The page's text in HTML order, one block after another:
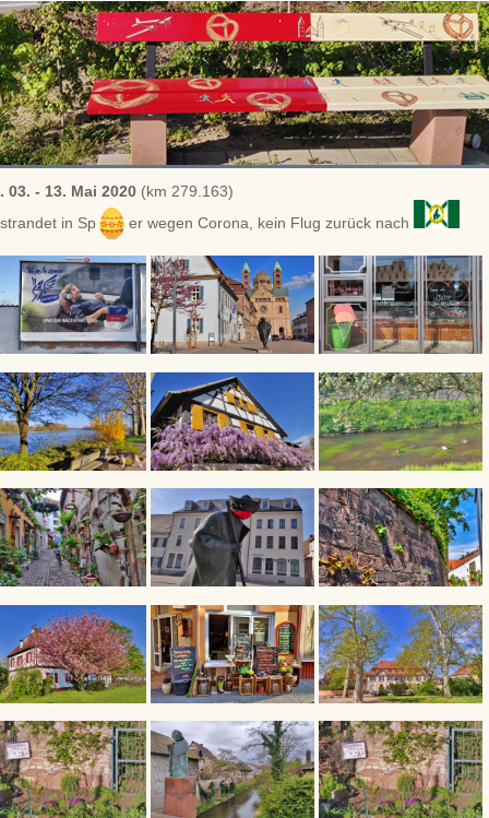
03. - 13. Mai 2020 (km 279.163)
in Sp
er wegen Corona, kein Flug zurück nach